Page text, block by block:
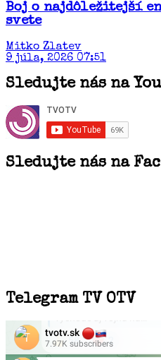
Boj o najdôležitejší
svete
Mitko Zlatev
9 júla, 2026 07:51
Sledujte nás na
Sledujte nás na
Telegram TV OTV